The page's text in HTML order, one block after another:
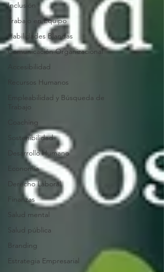
Inclusión
Trabajo en Equipo
Habilidades Blandas
Comunicación Organizacional
Accesibilidad
Recursos Humanos
Empleabilidad y Búsqueda de
Trabajo
Coaching
Sostenibilidad
Desarrollo Humano
Economía
Derecho Laboral
Finanzas
Salud mental
Salud pública
Branding
Estrategia Empresarial